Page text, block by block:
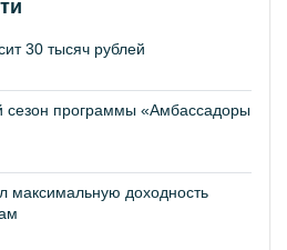
30 тысяч рублей
сезон программы «Амбассадоры
максимальную доходность